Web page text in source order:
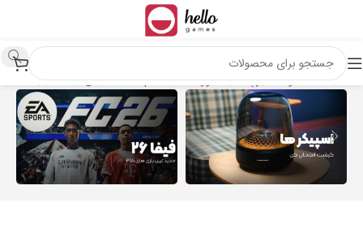
خانه محصولات برچسب خورده “سیستم ۲#” نمایش یک نتیجه